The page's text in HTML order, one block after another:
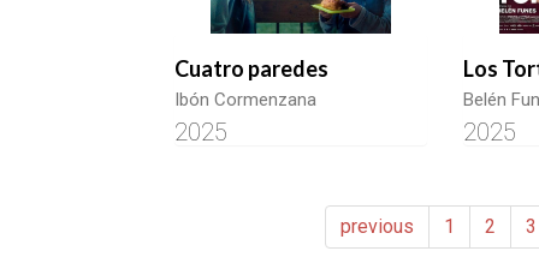
Cuatro paredes
Ibón Cormenzana
2025
Los
Belén
2025
previous 1 2 3